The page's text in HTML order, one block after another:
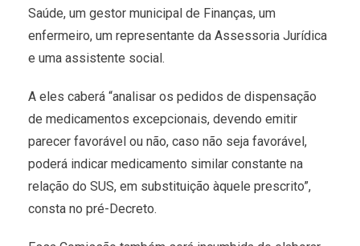
Saúde, um gestor municipal de Finanças, um
enfermeiro, um representante da Assessoria Jurídica
e uma assistente social.
A eles caberá “analisar os pedidos de dispensação
de medicamentos excepcionais, devendo emitir
parecer favorável ou não, caso não seja favorável,
poderá indicar medicamento similar constante na
relação do SUS, em substituição àquele prescrito”,
consta no pré-Decreto.